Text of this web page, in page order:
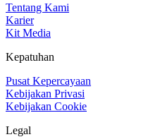
Tentang Kami
Karier
Kit Media
Kepatuhan
Pusat Kepercayaan
Kebijakan Privasi
Kebijakan Cookie
Legal